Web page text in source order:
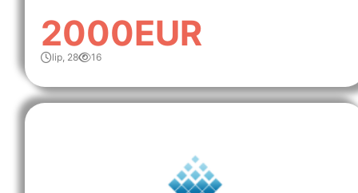
2000EUR
lip, 28 16